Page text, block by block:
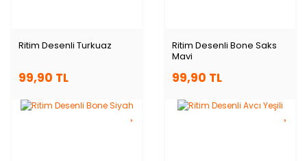
Ritim Desenli Turkuaz
99,90 TL
Ritim Desenli Bone Saks
Mavi
99,90 TL